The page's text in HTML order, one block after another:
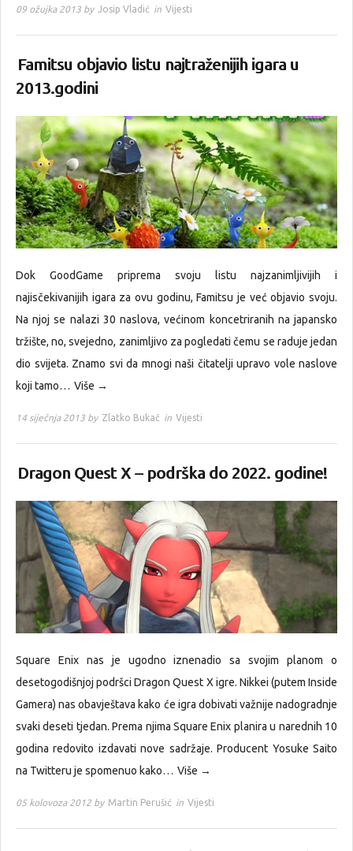
09 ožujka 2013 by Josip Vladić in Vijesti
Famitsu objavio listu najtraženijih igara u
2013.godini
Dok GoodGame priprema svoju listu najzanimljivijih i
najisčekivanijih igara za ovu godinu, Famitsu je već objavio svoju.
Na njoj se nalazi 30 naslova, većinom koncetriranih na japansko
tržište, no, svejedno, zanimljivo za pogledati čemu se raduje jedan
dio svijeta. Znamo svi da mnogi naši čitatelji upravo vole naslove
koji tamo… Više →
14 siječnja 2013 by Zlatko Bukač in Vijesti
Dragon Quest X – podrška do 2022. godine!
Square Enix nas je ugodno iznenadio sa svojim planom o
desetogodišnjoj podršci Dragon Quest X igre. Nikkei (putem Inside
Gamera) nas obavještava kako će igra dobivati važnije nadogradnje
svaki deseti tjedan. Prema njima Square Enix planira u narednih 10
godina redovito izdavati nove sadržaje. Producent Yosuke Saito
na Twitteru je spomenuo kako… Više →
05 kolovoza 2012 by Martin Perušić in Vijesti